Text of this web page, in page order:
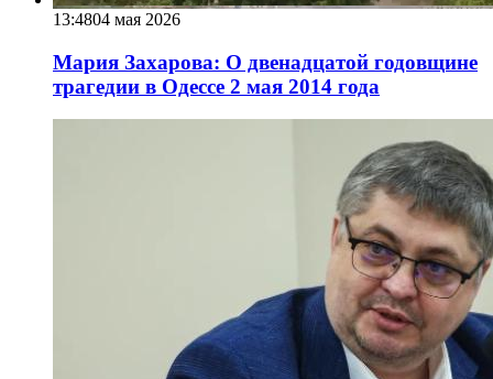
13:4804 мая 2026
Мария Захарова: О двенадцатой годовщине
трагедии в Одессе 2 мая 2014 года